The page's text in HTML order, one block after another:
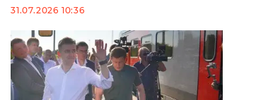
31.07.2026 10:36